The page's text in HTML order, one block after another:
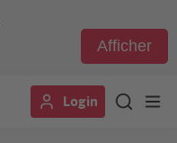
Afficher
Login